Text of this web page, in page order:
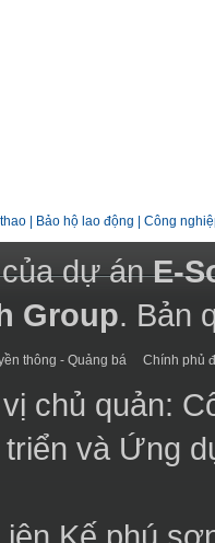
Bảo hộ lao động Công
dự ánE-
Group. Bản
thông - Quảng bá Chính phủ
chủ quản:
triển và Ứng